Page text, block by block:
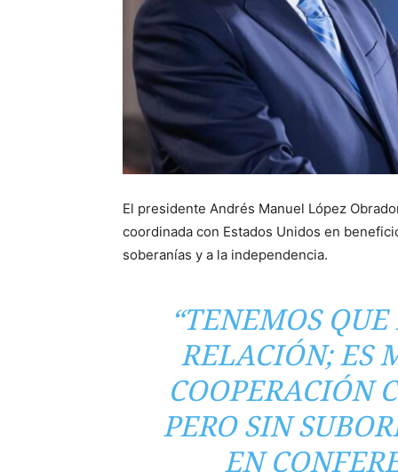
El presidente Andrés Manuel López
coordinada con Estados Unidos en
soberanías y a la independencia.
“TENEMOS
RELACIÓN; ES
COOPERACIÓN
PERO SIN
EN